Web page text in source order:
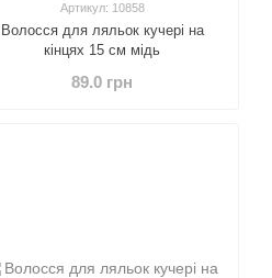
Артикул: 10858
Волосся для ляльок кучері на
кінцях 15 см мідь
89.0 грн